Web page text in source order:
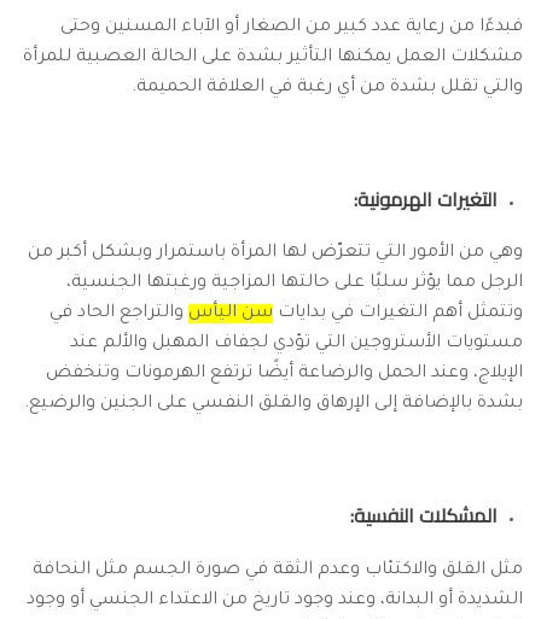
فبدءًا من رعاية عدد كبير من الصغار أو الآباء المسنين وحتى
مشكلات العمل يمكنها التأثير بشدة على الحالة العصبية للمرأة
والتي تقلل بشدة من أي رغبة في العلاقة الحميمة.
التغيرات الهرمونية:
وهي من الأمور التي تتعرّض لها المرأة باستمرار وبشكل أكبر من
الرجل مما يؤثر سلبًا على حالتها المزاجية ورغبتها الجنسية،
وتتمثل أهم التغيرات في بدايات سن اليأس والتراجع الحاد في
مستويات الأستروجين التي تؤدي لجفاف المهبل والألم عند
الإيلاج، وعند الحمل والرضاعة أيضًا ترتفع الهرمونات وتنخفض
بشدة بالإضافة إلى الإرهاق والقلق النفسي على الجنين والرضيع.
المشكلات النفسية:
مثل القلق والاكتئاب وعدم الثقة في صورة الجسم مثل النحافة
الشديدة أو البدانة، وعند وجود تاريخ من الاعتداء الجنسي أو وجود